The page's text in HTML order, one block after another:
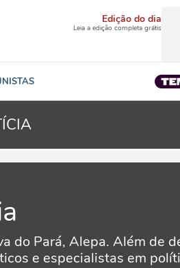
Edição do dia
Leia a edição completa grátis
do Pará, Alepa. Além de
e especialistas em